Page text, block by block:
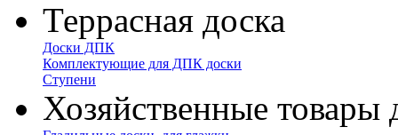
Террасная доска
Доски ДПК
Комплектующие для ДПК доски
Ступени
Хозяйственные товары